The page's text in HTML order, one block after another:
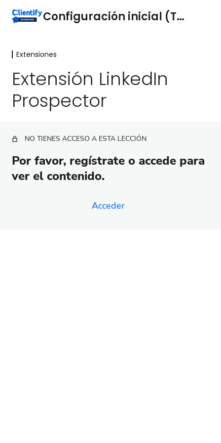
Configuración inicial (Técnica)
Contenido
16 lecciones
Extensiones
Extensión WhatsApp Web
¿Necesitas ayuda?
Extensiones
Extensión LinkedIn
Prospector
NO TIENES ACCESO A ESTA LECCIÓN
Por favor, regístrate o accede para
ver el contenido.
Acceder